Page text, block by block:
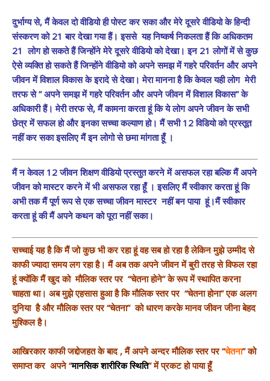
दुर्भाग्य से, मैं केवल दो वीडियो ही पोस्ट कर सका और मेरे दूसरे वीडियो के हिन्दी
संस्करण को 21 बार देखा गया हैं। इससे यह निष्कर्ष निकलता हैं कि अधिकतम
21 लोग हो सकते हैं जिन्होंने मेरे दूसरे वीडियो को देखा। इन 21 लोगों में से कुछ
ऐसे व्यक्ति हो सकते हैं जिन्होंने वीडियो को अपने समझ में गहरे परिवर्तन और अपने
जीवन में विशाल विकास के इरादे से देखा। मेरा मानना है कि केवल यही लोग मेरी
तरफ से ” अपने समझ में गहरे परिवर्तन और अपने जीवन में विशाल विकास” के
अधिकारी हैं। मेरी तरफ से, मैं कामना करता हूं कि ये लोग अपने जीवन के सभी
छेत्र में सफल हो और इनका सच्चा कल्याण हो। मैं सभी 12 विडियो को प्रस्तूत
नहीं कर सका इसलिए मैं इन लोगो से छमा मांगता हूँ ।
मैं न केवल 12 जीवन शिक्षण वीडियो प्रस्तुत करने में असफल रहा बल्कि मैं अपने
जीवन को मास्टर करने में भी असफल रहा हूँ । इसलिए मैं स्वीकार करता हूं कि
अभी तक मैं पूर्ण रूप से एक सच्चा जीवन मास्टर नहीं बन पाया हूं।मैं स्वीकार
करता हूं की मैं अपने कथन को पूरा नहीं सका।
सच्चाई यह है कि मैं जो कुछ भी कर रहा हूं वह सब हो रहा है लेकिन मुझे उम्मीद से
काफी ज्यादा समय लग रहा है। मैं अब तक अपने जीवन में बुरी तरह से विफल रहा
हूं क्योंकि मैं खुद को मौलिक स्तर पर “चेतना होने” के रूप में स्थापित करना
चाहता था। अब मुझे एहसास हुआ है कि मौलिक स्तर पर “चेतना होना” एक अलग
दुनिया है और मौलिक स्तर पर “चेतना” को धारण करके मानव जीवन जीना बेहद
मुश्किल है।
आखिरकार काफी जद्दोजहत के बाद , मैं अपने अन्दर मौलिक स्तर पर “चेतना” को
समाप्त कर अपने “मानसिक शारीरिक स्थिति” में प्रकट हो पाया हूँ